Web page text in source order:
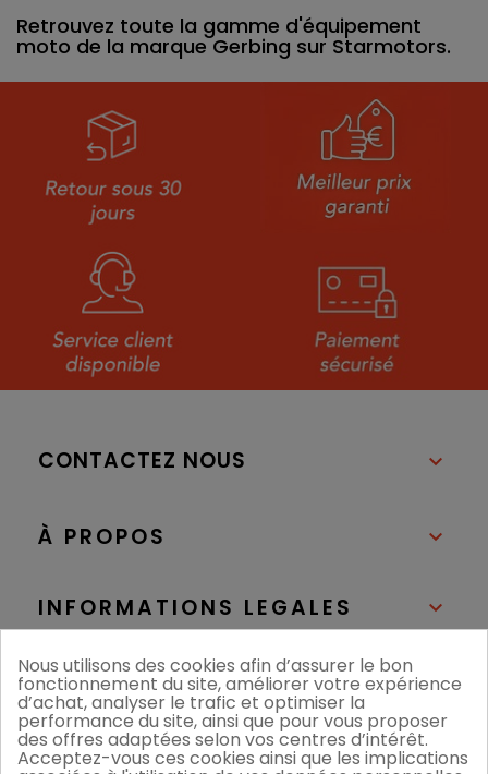
Retrouvez toute la gamme d'équipement
moto de la marque Gerbing sur Starmotors.
CONTACTEZ NOUS 
À PROPOS 
INFORMATIONS LEGALES 
NOS BOUTIQUES 
Nous utilisons des cookies afin d’assurer le bon
fonctionnement du site, améliorer votre expérience
d’achat, analyser le trafic et optimiser la
performance du site, ainsi que pour vous proposer
des offres adaptées selon vos centres d’intérêt.
Acceptez-vous ces cookies ainsi que les implications